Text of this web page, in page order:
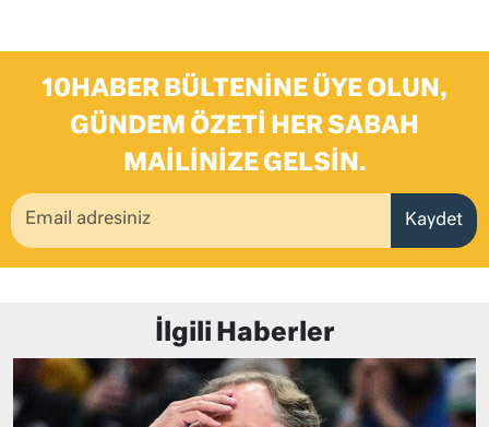
10HABER BÜLTENINE ÜYE OLUN,
GÜNDEM ÖZETI HER SABAH
MAILINIZE GELSIN.
Kaydet
İlgili Haberler